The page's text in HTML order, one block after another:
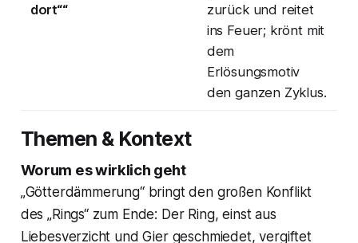
dort““
zurück und reitet
ins Feuer; krönt mit
dem
Erlösungsmotiv
den ganzen Zyklus.
Themen & Kontext
Worum es wirklich geht
„Götterdämmerung“ bringt den großen Konflikt
des „Rings“ zum Ende: Der Ring, einst aus
Liebesverzicht und Gier geschmiedet, vergiftet